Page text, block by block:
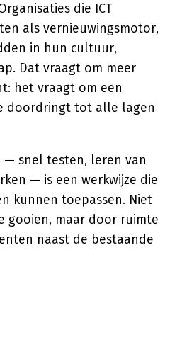
die ICT
als vernieuwingsmotor,
in hun cultuur,
Dat vraagt om meer
het vraagt om een
doordringt tot alle lagen
— snel testen, leren van
— is een werkwijze die
kunnen toepassen. Niet
gooien, maar door ruimte
naast de bestaande